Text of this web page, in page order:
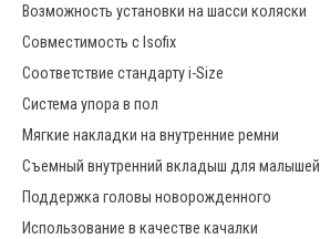
Возможность установки на шасси коляски
Совместимость с Isofix
Соответствие стандарту i-Size
Система упора в пол
Мягкие накладки на внутренние ремни
Съемный внутренний вкладыш для малышей
Поддержка головы новорожденного
Использование в качестве качалки